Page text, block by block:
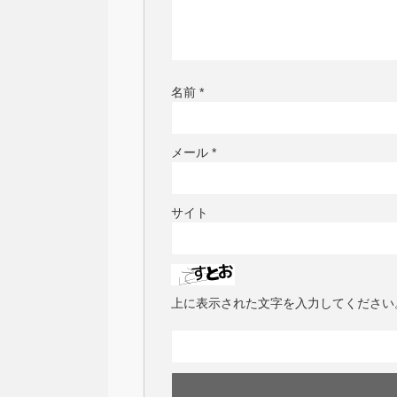
名前 *
メール *
サイト
上に表示された文字を入力してください